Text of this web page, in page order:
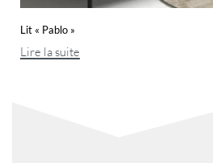
Lit « Pablo »
Lire la suite